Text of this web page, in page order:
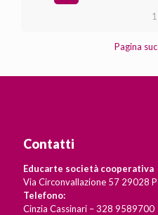
Pagina
Contatti
Educarte società cooperativa
Via Circonvallazione 57 29028
Telefono:
Cinzia Cassinari – 328 9589700